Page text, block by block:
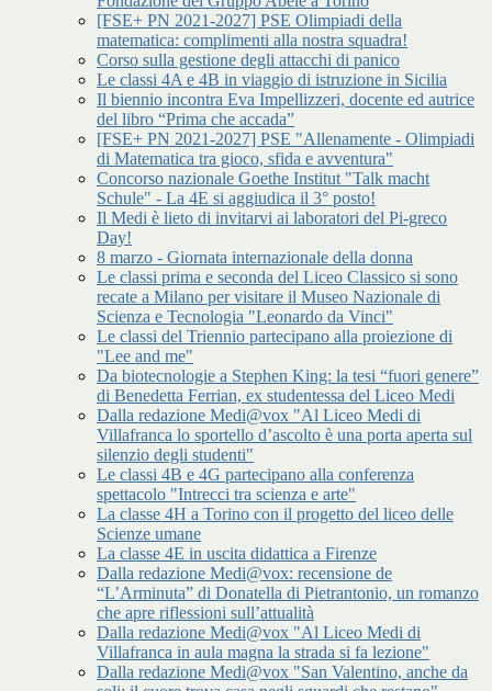
[FSE+ PN 2021-2027] PSE Olimpiadi della
matematica: complimenti alla nostra squadra!
Corso sulla gestione degli attacchi di panico
Le classi 4A e 4B in viaggio di istruzione in Sicilia
Il biennio incontra Eva Impellizzeri, docente ed autrice
del libro “Prima che accada”
[FSE+ PN 2021-2027] PSE "Allenamente - Olimpiadi
di Matematica tra gioco, sfida e avventura"
Concorso nazionale Goethe Institut "Talk macht
Schule" - La 4E si aggiudica il 3° posto!
Il Medi è lieto di invitarvi ai laboratori del Pi-greco
Day!
8 marzo - Giornata internazionale della donna
Le classi prima e seconda del Liceo Classico si sono
recate a Milano per visitare il Museo Nazionale di
Scienza e Tecnologia "Leonardo da Vinci"
Le classi del Triennio partecipano alla proiezione di
"Lee and me"
Da biotecnologie a Stephen King: la tesi “fuori genere”
di Benedetta Ferrian, ex studentessa del Liceo Medi
Dalla redazione Medi@vox "Al Liceo Medi di
Villafranca lo sportello d’ascolto è una porta aperta sul
silenzio degli studenti"
Le classi 4B e 4G partecipano alla conferenza
spettacolo "Intrecci tra scienza e arte"
La classe 4H a Torino con il progetto del liceo delle
Scienze umane
La classe 4E in uscita didattica a Firenze
Dalla redazione Medi@vox: recensione de
“L’Arminuta” di Donatella di Pietrantonio, un romanzo
che apre riflessioni sull’attualità
Dalla redazione Medi@vox "Al Liceo Medi di
Villafranca in aula magna la strada si fa lezione"
Dalla redazione Medi@vox "San Valentino, anche da